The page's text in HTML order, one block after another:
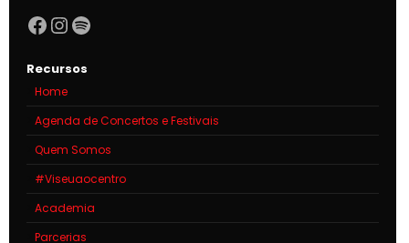
Facebook
Instagram
Spotify
Recursos
Home
Agenda de Concertos e Festivais
Quem Somos
#Viseuaocentro
Academia
Parcerias